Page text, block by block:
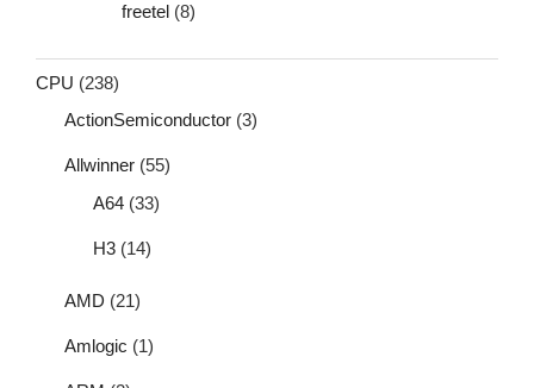
freetel (8)
CPU (238)
ActionSemiconductor (3)
Allwinner (55)
A64 (33)
H3 (14)
AMD (21)
Amlogic (1)